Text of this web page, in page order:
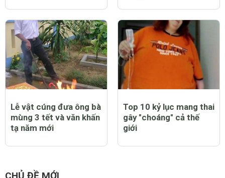
Lễ vật cúng đưa ông bà
mùng 3 tết và văn khấn
tạ năm mới
Top 10 kỷ lục mang thai
gây "choáng" cả thế
giới